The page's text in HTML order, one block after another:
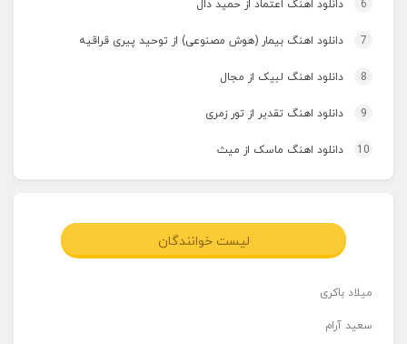
6 دانلود اهنگ اعتماد از حمید دال
7 دانلود اهنگ بیمار (هوش مصنوعی) از توحید پیری قراقیه
8 دانلود اهنگ لبیک از مجال
9 دانلود اهنگ تقدیر از تور زمری
10 دانلود اهنگ ماسک از میث
لیست خوانندگان
میلاد باکری
سعید آرام